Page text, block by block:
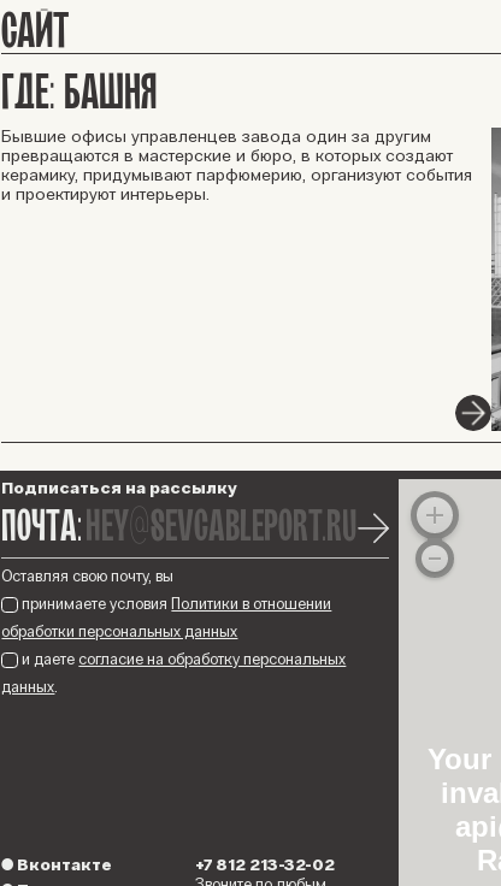
САЙТ
ГДЕ: БАШНЯ
Бывшие офисы управленцев завода один за другим
превращаются в мастерские и бюро, в которых создают
керамику, придумывают парфюмерию, организуют события
и проектируют интерьеры.
Подписаться на рассылку
ПОЧТА:hey@sevcableport.ru
Оставляя свою почту, вы
принимаете условия Политики в отношении
обработки персональных данных
и даетесогласие на обработку персональных
данных.
● Вконтакте
+7 812 213-32-02
Your